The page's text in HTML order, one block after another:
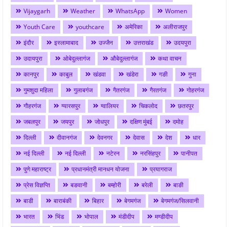
Vijaygarh
Weather WhatsApp
Women
Youth Care
youthcare अमेरिका
अलीराजपुर
इंदौर
इस्लामाबाद उज्जैन उत्तराखंड
उदयपुरा
उदायपुरा
ओबेदुल्लागंज औबेदुल्लागंज
कथा वाचन
कानपुर
काबुल खंडवा खंडेरा गङी
गुना
गुमशुदा महिला
गुलाबगंज गैतरगंज गैरतगंज
गोहरगंज
गौहरगंज
ग्यारसपुर ग्वालियर चिकलोद
छतरपुर
जबलपुर
जयपुर जोधपुर दक्षिण मुंबई
दमोह
दिल्ली
दीवानगंज देवनगर देवास देश
धार
नई दिल्ली
नई दिल्ली नटेरन नरसिंहपुर
पानीपत
पुणे महाराष्ट्र
प्रधानमंत्री मानधन योजना
प्रयागराज
प्रेस विज्ञप्ति
बङवानी बम्होरी बरेली
बाङी
बाडी
बाराबंकी बिहार बेगमगंज
बेगमगंज/सिलवानी
भारत
भिंड भोपाल मंडीदीप
मण्डीदीप